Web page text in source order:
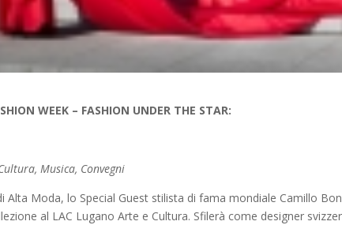
WEEK – FASHION UNDER THE STAR:
Musica, Convegni
Alta Moda, lo Special Guest stilista di fama mondiale Camillo
al LAC Lugano Arte e Cultura. Sfilerà come designer